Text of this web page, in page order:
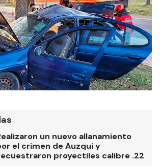
un nuevo allanamiento
el crimen de Auzqui y
proyectiles calibre .22